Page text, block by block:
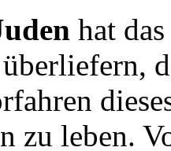
hat
zu leben.